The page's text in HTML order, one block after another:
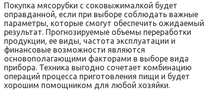
Покупка мясорубки с соковыжималкой будет
оправданной, если при выборе соблюдать важные
параметры, которые смогут обеспечить ожидаемый
результат. Прогнозируемые объемы переработки
продукции, ее виды, частота эксплуатации и
финансовые возможности являются
основополагающими факторами в выборе вида
прибора. Техника выгодно сочетает комбинацию
операций процесса приготовления пищи и будет
хорошим помощником для любой хозяйки.